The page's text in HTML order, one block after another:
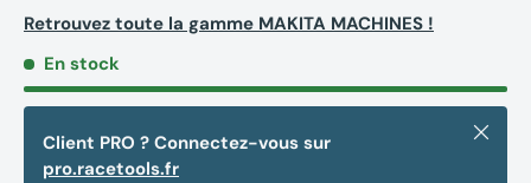
Retrouvez toute la gamme MAKITA MACHINES !
En stock
Client PRO ? Connectez-vous sur
pro.racetools.fr
Fermer